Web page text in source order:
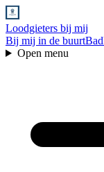
Loodgieters bij mij
Bij mij in de buurt
Open menu